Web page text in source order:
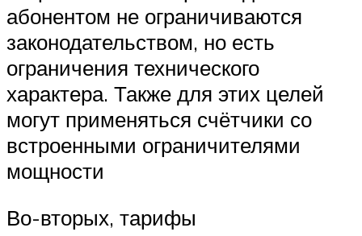
абонентом не ограничиваются
законодательством, но есть
ограничения технического
характера. Также для этих целей
могут применяться счётчики со
встроенными ограничителями
мощности
Во-вторых, тарифы